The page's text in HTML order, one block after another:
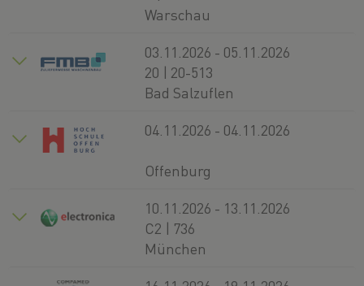
Warschau
03.11.2026 - 05.11.2026
20 | 20-513
Bad Salzuflen
04.11.2026 - 04.11.2026
Offenburg
10.11.2026 - 13.11.2026
C2 | 736
München